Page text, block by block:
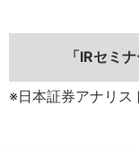
「IRセミ
※日本証券アナリス